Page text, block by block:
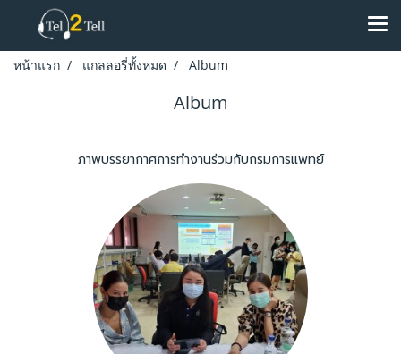
หน้าแรก แกลลอรี่ทั้งหมด Album
Album
ภาพบรรยากาศการทำงานร่วมกับกรมการแพทย์